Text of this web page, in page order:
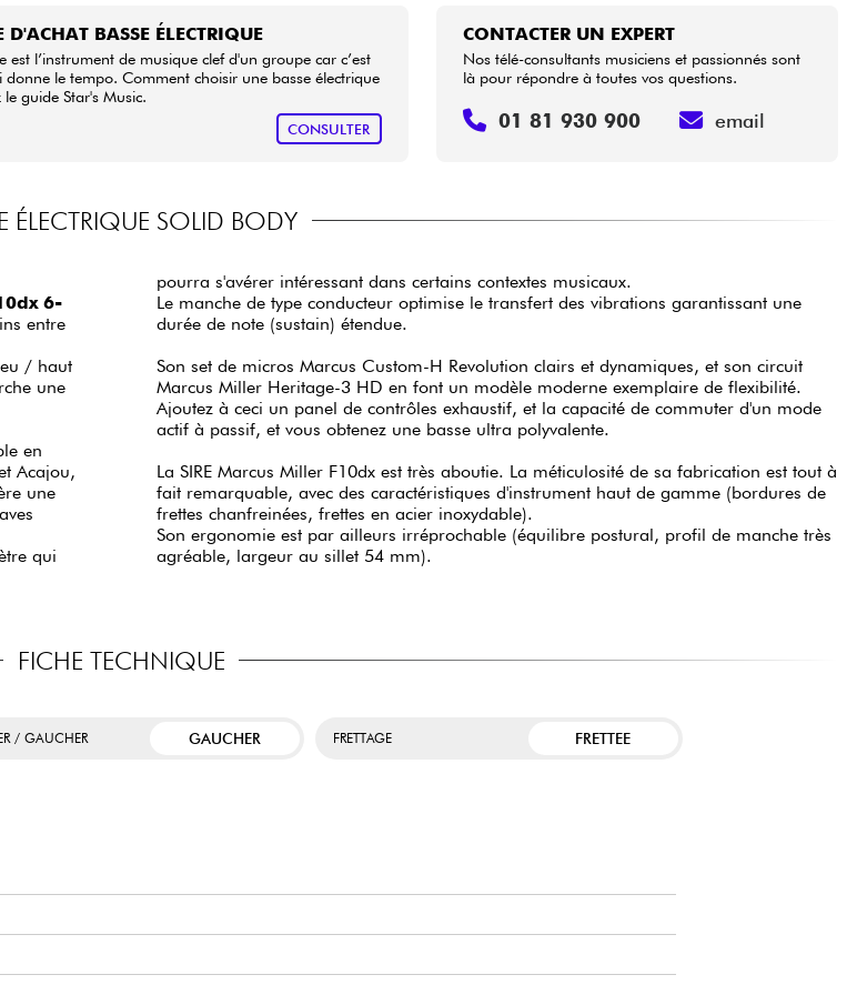
D'ACHAT BASSE ÉLECTRIQUE
est l’instrument de musique clef d'un groupe car c’est
donne le tempo. Comment choisir une basse électrique
le guide Star's Music.
CONSULTER
CONTACTER UN EXPERT
Nos télé-consultants musiciens et passionnés sont
là pour répondre à toutes vos questions.
01 81 930 900 email
ÉLECTRIQUE SOLID BODY
6-
entre
/ haut
une
en
Acajou,
qui
pourra s'avérer intéressant dans certains contextes musicaux.
Le manche de type conducteur optimise le transfert des vibrations garantissant une
durée de note (sustain) étendue.
Son set de micros Marcus Custom-H Revolution clairs et dynamiques, et son circuit
Marcus Miller Heritage-3 HD en font un modèle moderne exemplaire de flexibilité.
Ajoutez à ceci un panel de contrôles exhaustif, et la capacité de commuter d'un mode
actif à passif, et vous obtenez une basse ultra polyvalente.
La SIRE Marcus Miller F10dx est très aboutie. La méticulosité de sa fabrication est tout à
fait remarquable, avec des caractéristiques d'instrument haut de gamme (bordures de
frettes chanfreinées, frettes en acier inoxydable).
Son ergonomie est par ailleurs irréprochable (équilibre postural, profil de manche très
agréable, largeur au sillet 54 mm).
FICHE TECHNIQUE
/ GAUCHER GAUCHER FRETTAGE FRETTEE